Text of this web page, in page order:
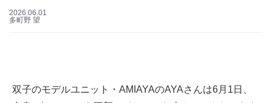
2026.06.01
多町野 望
双子のモデルユニット・AMIAYAのAYAさんは6月1日、